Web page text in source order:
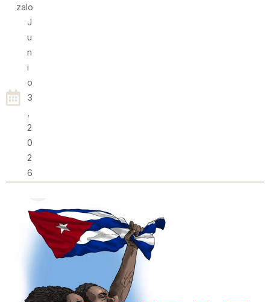
Zalo
J
U
N
I
O
3
,
2
0
2
6